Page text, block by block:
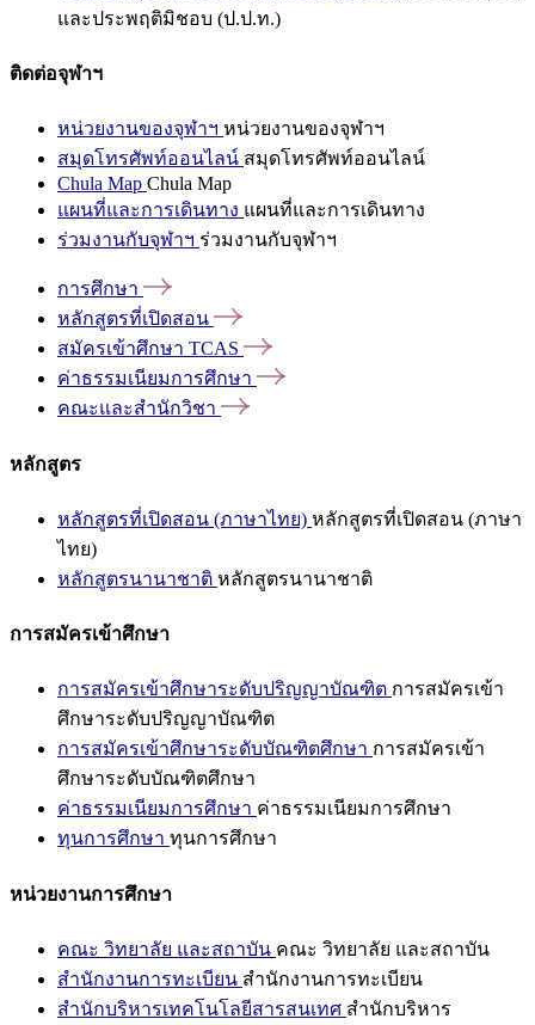
และประพฤติมิชอบ (ป.ป.ท.)
ติดต่อจุฬาฯ
หน่วยงานของจุฬาฯ หน่วยงานของจุฬาฯ
สมุดโทรศัพท์ออนไลน์ สมุดโทรศัพท์ออนไลน์
Chula Map Chula Map
แผนที่และการเดินทาง แผนที่และการเดินทาง
ร่วมงานกับจุฬาฯ ร่วมงานกับจุฬาฯ
การศึกษา
หลักสูตรที่เปิดสอน
สมัครเข้าศึกษา TCAS
ค่าธรรมเนียมการศึกษา
คณะและสำนักวิชา
หลักสูตร
หลักสูตรที่เปิดสอน (ภาษาไทย) หลักสูตรที่เปิดสอน (ภาษา
ไทย)
หลักสูตรนานาชาติ หลักสูตรนานาชาติ
การสมัครเข้าศึกษา
การสมัครเข้าศึกษาระดับปริญญาบัณฑิต การสมัครเข้า
ศึกษาระดับปริญญาบัณฑิต
การสมัครเข้าศึกษาระดับบัณฑิตศึกษา การสมัครเข้า
ศึกษาระดับบัณฑิตศึกษา
ค่าธรรมเนียมการศึกษา ค่าธรรมเนียมการศึกษา
ทุนการศึกษา ทุนการศึกษา
หน่วยงานการศึกษา
คณะ วิทยาลัย และสถาบัน คณะ วิทยาลัย และสถาบัน
สำนักงานการทะเบียน สำนักงานการทะเบียน
สำนักบริหารเทคโนโลยีสารสนเทศ สำนักบริหาร